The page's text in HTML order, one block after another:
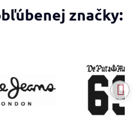
značky: